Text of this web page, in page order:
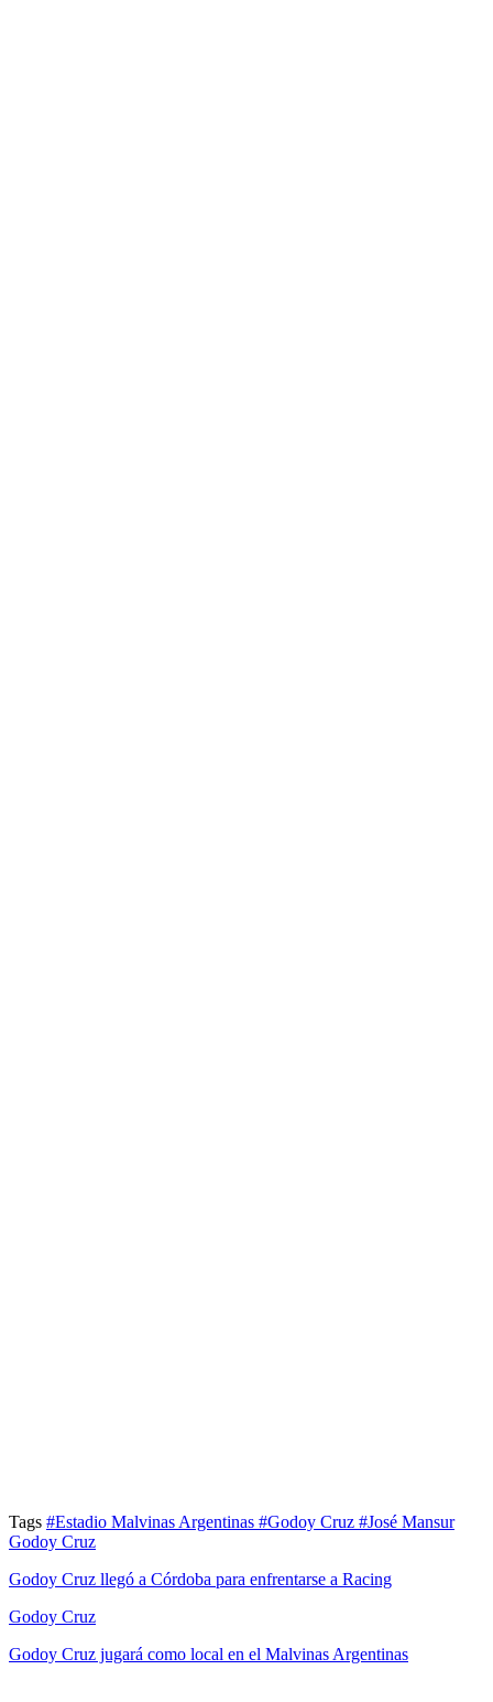
Tags #Estadio Malvinas Argentinas #Godoy Cruz #José Mansur
Godoy Cruz
Godoy Cruz llegó a Córdoba para enfrentarse a Racing
Godoy Cruz
Godoy Cruz jugará como local en el Malvinas Argentinas